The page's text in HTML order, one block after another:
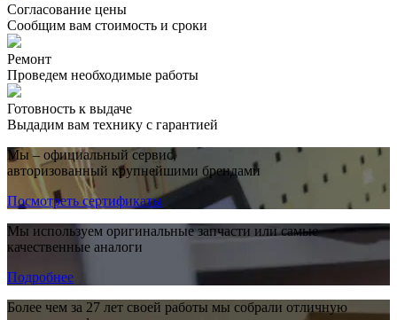
Согласование цены
Сообщим вам стоимость и сроки
Ремонт
Проведем необходимые работы
Готовность к выдаче
Выдадим вам технику с гарантией
Мы – официальный сервис,
авторизованный крупнейшими брендами
Посмотреть сертификаты
Мы используем оригинальные запчасти или самые
качественные аналоги
Подробнее
Более чем за 27 лет своей работы мы собрали отличную